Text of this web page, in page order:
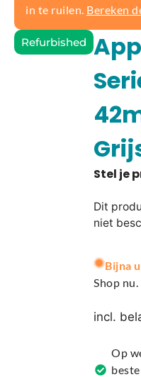
in te ruilen. Bereken
Refurbished
Dit
niet
A
t
e
a
Bijna
Shop
incl.
Op